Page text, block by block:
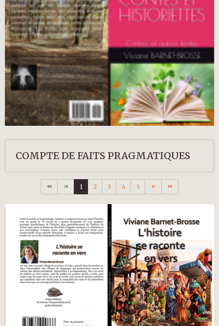
COMPTE DE FAITS PRAGMATIQUES
1 2 3 4 5